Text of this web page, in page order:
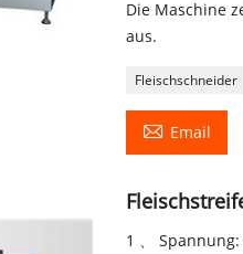
Die Maschine
aus.
Fleischschneider
 Email
1 、 Spannung: